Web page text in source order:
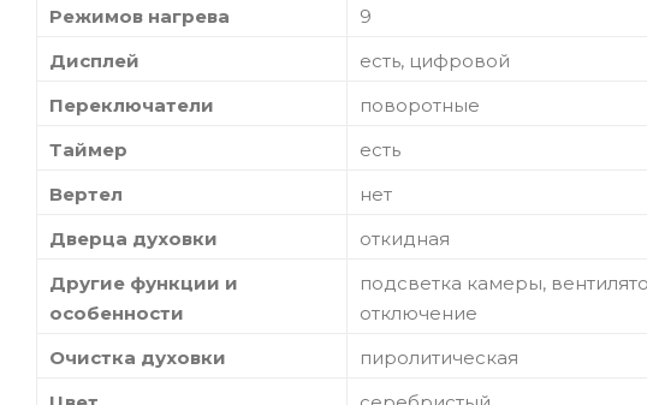
Режимов нагрева
9
Дисплей
есть, цифровой
Переключатели
поворотные
Таймер
есть
Вертел
нет
Дверца духовки
откидная
Другие функции и
особенности
подсветка камеры,
отключение
Очистка духовки
пиролитическая